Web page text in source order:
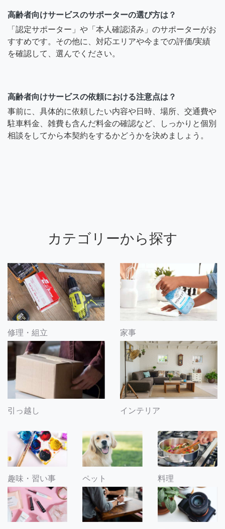
高齢者向けサービスのサポーターの選び方は？
「認定サポーター」や「本人確認済み」のサポーターがお
すすめです。その他に、対応エリアや今までの評価/実績
を確認して、選んでください。
高齢者向けサービスの依頼における注意点は？
事前に、具体的に依頼したい内容や日時、場所、交通費や
駐車料金、雑費も含んだ料金の確認など、しっかりと個別
相談をしてから本契約をするかどうかを決めましょう。
カテゴリーから探す
修理・組立 家事
引っ越し インテリア
趣味・習い事 ペット 料理